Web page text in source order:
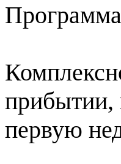
прибытии,
первую